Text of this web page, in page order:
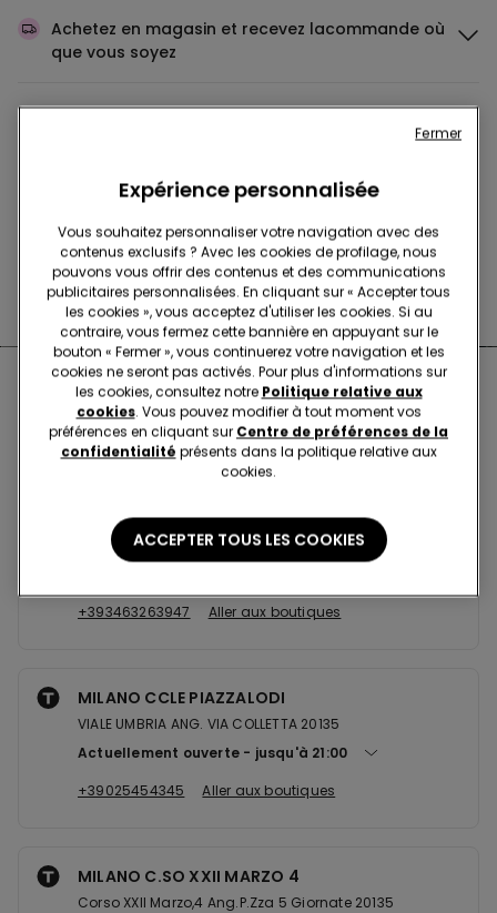
Achetez en magasin et recevez lacommande où
que vous soyez
votre commande
Changer l'articleen magasin
Boutiques proches de chez
vous
SAN GIULIANO MILANESE C.CLE
S.S EMILIA KM 315 20098
+393463263947
Aller aux boutiques
MILANO CCLE PIAZZALODI
VIALE UMBRIA ANG. VIA COLLETTA 20135
Actuellement ouverte
jusqu'à 21:00
+39025454345
Aller aux boutiques
MILANO C.SO XXII MARZO 4
Corso XXII Marzo,4 Ang.P.Zza 5 Giornate 20135
Expérience personnalisée
Vous souhaitez personnaliser votre navigation avec des
contenus exclusifs ? Avec les cookies de profilage, nous
pouvons vous offrir des contenus et des communications
publicitaires personnalisées. En cliquant sur « Accepter tous
les cookies », vous acceptez d'utiliser les cookies. Si au
contraire, vous fermez cette bannière en appuyant sur le
bouton « Fermer », vous continuerez votre navigation et les
cookies ne seront pas activés. Pour plus d'informations sur
les cookies, consultez notre Politique relative aux
cookies. Vous pouvez modifier à tout moment vos
préférences en cliquant sur Centre de préférences de la
confidentialité présents dans la politique relative aux
cookies.
ACCEPTER TOUS LES COOKIES
Fermer